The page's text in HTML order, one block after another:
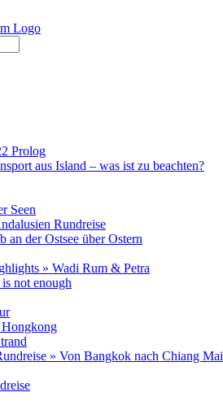
Prolog
aus Island – was ist zu beachten?
Seen
Rundreise
an der Ostsee über Ostern
» Wadi Rum & Petra
not enough
Hongkong
» Von Bangkok nach Chiang Mai